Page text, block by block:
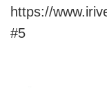
https://
#5